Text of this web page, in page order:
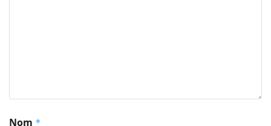
Nom *